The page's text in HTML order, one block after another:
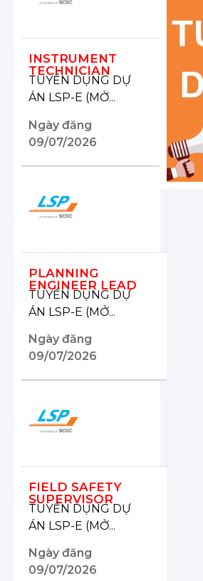
INSTRUMENT
TECHNICIAN
TUYỂN DỤNG DỰ
ÁN LSP-E (MỞ...
Ngày đăng
09/07/2026
PLANNING
ENGINEER LEAD
TUYỂN DỤNG DỰ
ÁN LSP-E (MỞ...
Ngày đăng
09/07/2026
FIELD SAFETY
SUPERVISOR
TUYỂN DỤNG DỰ
ÁN LSP-E (MỞ...
Ngày đăng
09/07/2026